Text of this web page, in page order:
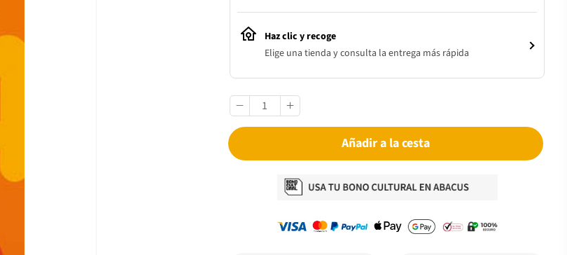
Haz clic y recoge
Elige una tienda y consulta la entrega más rápida
Añadir a la cesta